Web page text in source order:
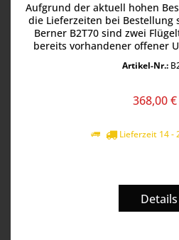
Aufgrund der aktuell hohen
die Lieferzeiten bei Bestellung
Berner B2T70 sind zwei
bereits vorhandener offener
Artikel-Nr.:
368,00
Lieferzeit 14 -
Details